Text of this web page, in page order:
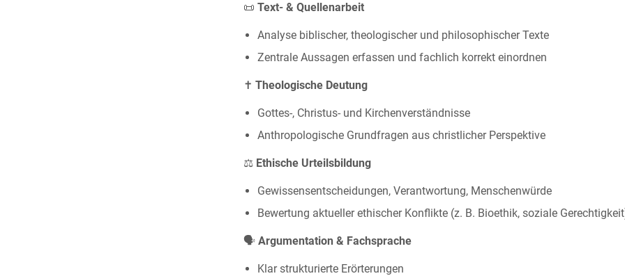
📜 Text- & Quellenarbeit
Analyse biblischer, theologischer und philosophischer Texte
Zentrale Aussagen erfassen und fachlich korrekt einordnen
✝️ Theologische Deutung
Gottes-, Christus- und Kirchenverständnisse
Anthropologische Grundfragen aus christlicher Perspektive
⚖️ Ethische Urteilsbildung
Gewissensentscheidungen, Verantwortung, Menschenwürde
Bewertung aktueller ethischer Konflikte (z. B. Bioethik, soziale
🗣️ Argumentation & Fachsprache
Klar strukturierte Erörterungen